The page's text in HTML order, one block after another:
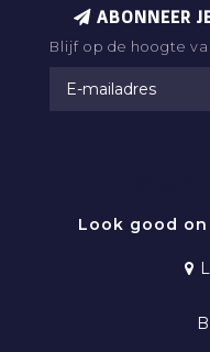
ABONNEER
Blijf op de hoogte
Look good